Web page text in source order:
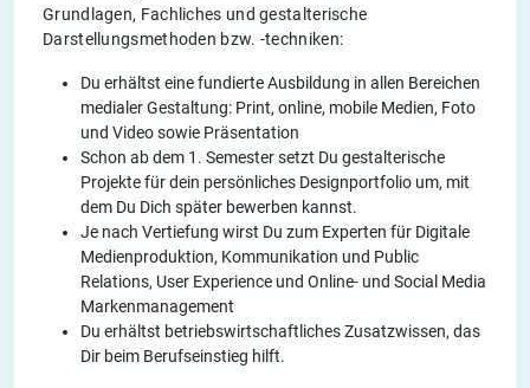
Grundlagen, Fachliches und gestalterische
Darstellungsmethoden bzw. -techniken:
Du erhältst eine fundierte Ausbildung in allen Bereichen
medialer Gestaltung: Print, online, mobile Medien, Foto
und Video sowie Präsentation
Schon ab dem 1. Semester setzt Du gestalterische
Projekte für dein persönliches Designportfolio um, mit
dem Du Dich später bewerben kannst.
Je nach Vertiefung wirst Du zum Experten für Digitale
Medienproduktion, Kommunikation und Public
Relations, User Experience und Online- und Social Media
Markenmanagement
Du erhältst betriebswirtschaftliches Zusatzwissen, das
Dir beim Berufseinstieg hilft.